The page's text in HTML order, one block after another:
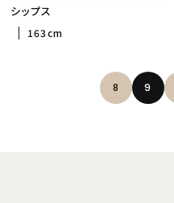
シップス
163cm
8 9